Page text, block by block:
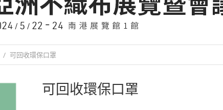
/ 可回收環保口罩
可回收環保口罩